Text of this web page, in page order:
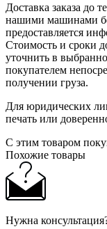
Доставка заказа до
нашими машинами
предоставляется
Стоимость и сроки
уточнить в
покупателем
получении груза.
Для юридических
печать или
С этим товаром
Похожие товары
Нужна